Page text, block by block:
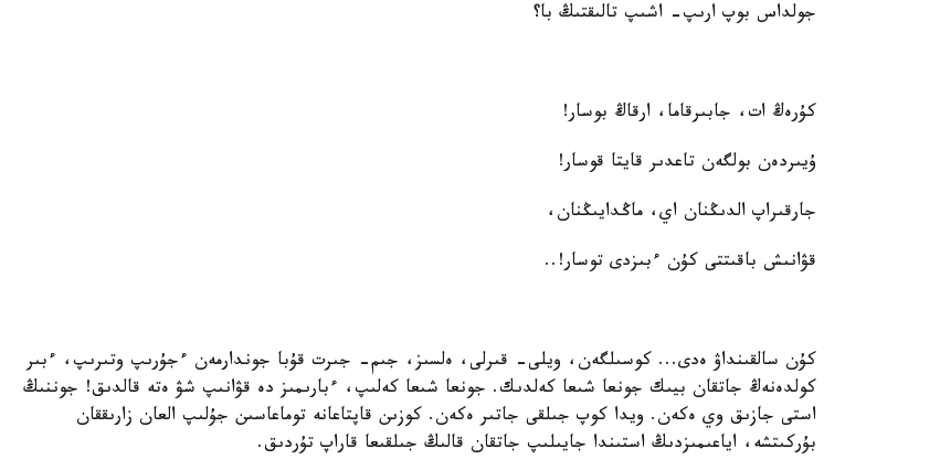
جولداس بوپ ارىپ- اشىپ تالىقتىڭ با؟
كۇرەڭ ات، جابىرقاما، ارقاڭ بوسار!
ۇيىردەن بولگەن تاعدىر قايتا قوسار!
جارقىراپ الدىڭنان اي، ماڭدايىڭنان،
قۋانىش باقىتتى كۇن ءبىزدى توسار!..
كۇن سالقىنداۋ ەدى... كوسىلگەن، ويلى- قىرلى، ەلسىز، جىم- جىرت قۇبا جوندارمەن ءجۇرىپ وتىرىپ، ءبىر
كولدەنەڭ جاتقان بيىك جونعا شىعا كەلدىك. جونعا شىعا كەلىپ، ءبارىمىز دە قۋانىپ شۋ ەتە قالدىق! جوننىڭ
استى جازىق وي ەكەن. ويدا كوپ جىلقى جاتىر ەكەن. كوزىن قاپتاعانە توماعاسىن جۇلىپ العان زارىققان
بۇركىتشە، اياعىمىزدىڭ استىندا جايىلىپ جاتقان قالىڭ جىلقىعا قاراپ تۇردىق.